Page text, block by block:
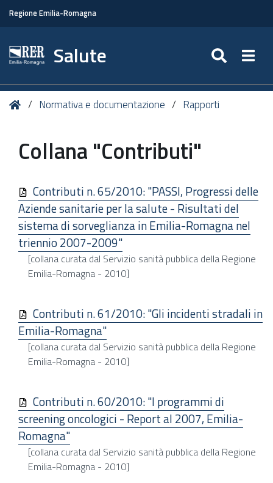
Regione Emilia-Romagna
Salute
Tu HomeNormativa e documentazione Rapporti
Collana "Contributi"
Contributi n. 65/2010: "PASSI, Progressi delle
Aziende sanitarie per la salute - Risultati del
sistema di sorveglianza in Emilia-Romagna nel
triennio 2007-2009"
[collana curata dal Servizio sanità pubblica della Regione
Emilia-Romagna - 2010]
Contributi n. 61/2010: "Gli incidenti stradali in
Emilia-Romagna"
[collana curata dal Servizio sanità pubblica della Regione
Emilia-Romagna - 2010]
Contributi n. 60/2010: "I programmi di
screening oncologici - Report al 2007, Emilia-
Romagna"
[collana curata dal Servizio sanità pubblica della Regione
Emilia-Romagna - 2010]